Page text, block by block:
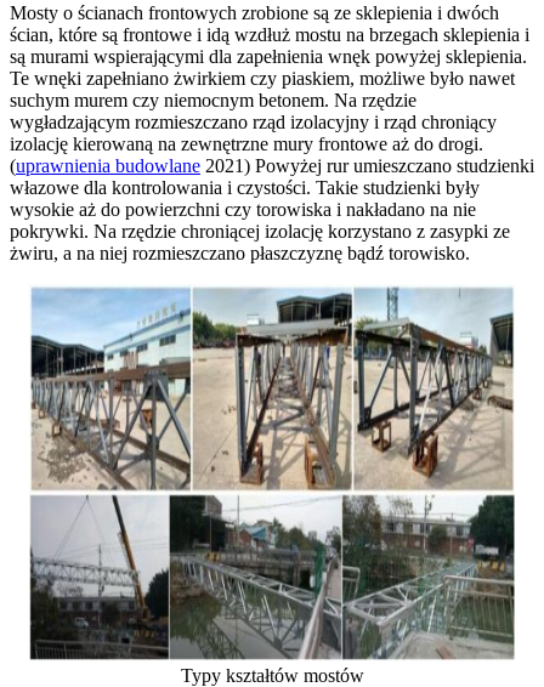
Mosty o ścianach frontowych zrobione są ze sklepienia i dwóch
ścian, które są frontowe i idą wzdłuż mostu na brzegach sklepienia i
są murami wspierającymi dla zapełnienia wnęk powyżej sklepienia.
Te wnęki zapełniano żwirkiem czy piaskiem, możliwe było nawet
suchym murem czy niemocnym betonem. Na rzędzie
wygładzającym rozmieszczano rząd izolacyjny i rząd chroniący
izolację kierowaną na zewnętrzne mury frontowe aż do drogi.
(uprawnienia budowlane 2021) Powyżej rur umieszczano studzienki
włazowe dla kontrolowania i czystości. Takie studzienki były
wysokie aż do powierzchni czy torowiska i nakładano na nie
pokrywki. Na rzędzie chroniącej izolację korzystano z zasypki ze
żwiru, a na niej rozmieszczano płaszczyznę bądź torowisko.
Typy kształtów mostów